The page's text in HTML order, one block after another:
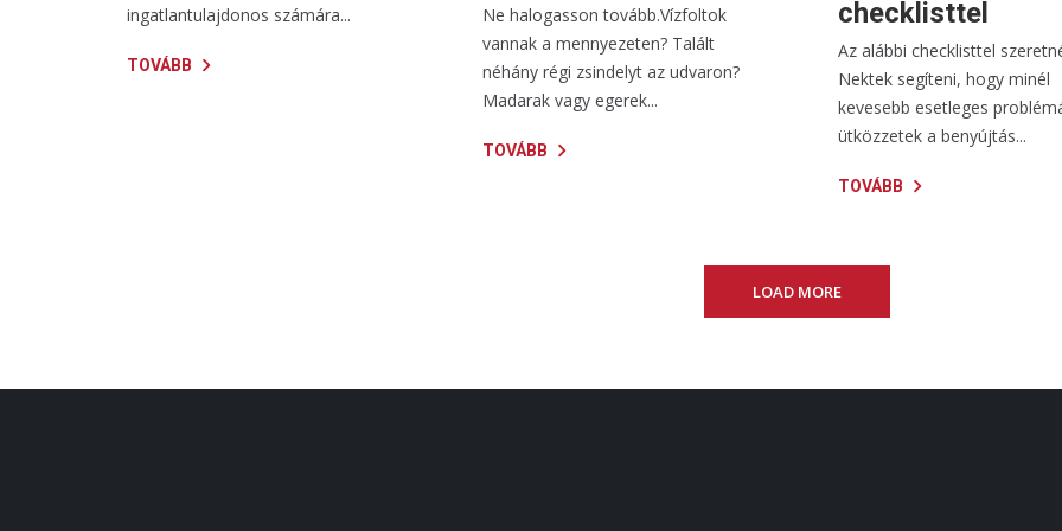
ingatlantulajdonos számára...
TOVÁBB
Ne halogasson tovább.Vízfoltok
vannak a mennyezeten? Talált
néhány régi zsindelyt az udvaron?
Madarak vagy egerek...
TOVÁBB
checklisttel
Az alábbi checklisttel
Nektek segíteni, hogy minél
kevesebb esetleges
ütközzetek a benyújtás...
TOVÁBB
LOAD MORE